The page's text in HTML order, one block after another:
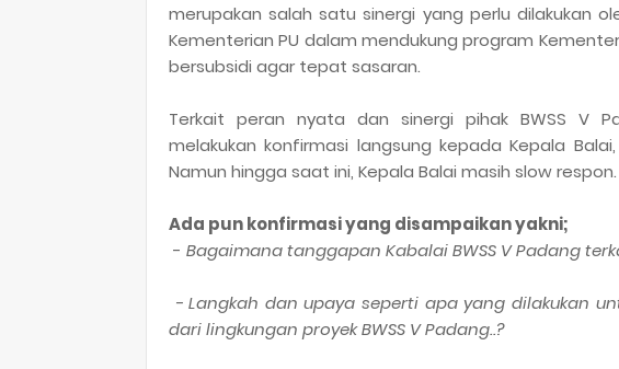
merupakan salah satu sinergi yang perlu dilakukan
Kementerian PU dalam mendukung program
bersubsidi agar tepat sasaran.
Terkait peran nyata dan sinergi pihak BWSS V
melakukan konfirmasi langsung kepada Kepala
Namun hingga saat ini, Kepala Balai masih slow respon.
Ada pun konfirmasi yang disampaikan yakni;
- Bagaimana tanggapan Kabalai BWSS V Padang
- Langkah dan upaya seperti apa yang dilakukan
dari lingkungan proyek BWSS V Padang..?